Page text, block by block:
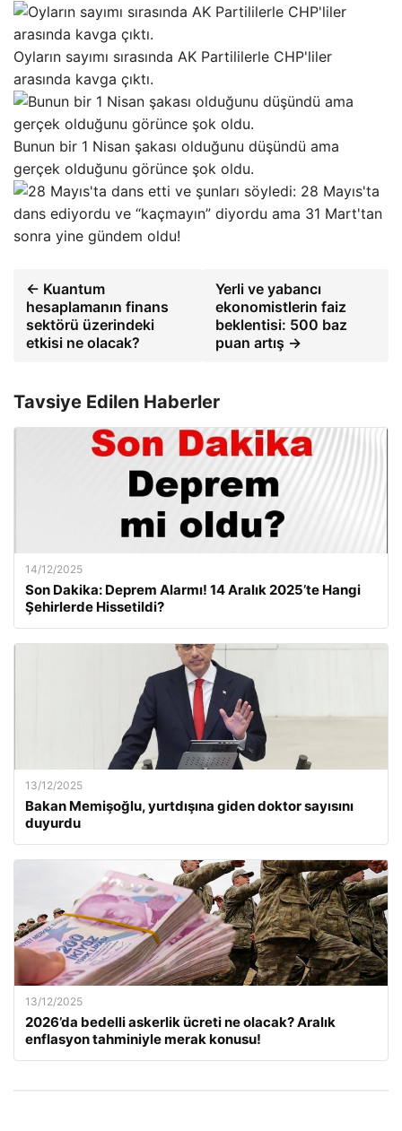
Oyların sayımı sırasında AK Partililerle CHP'liler
arasında kavga çıktı.
Bunun bir 1 Nisan şakası olduğunu düşündü ama
gerçek olduğunu görünce şok oldu.
28 Mayıs'ta
dans ediyordu ve “kaçmayın” diyordu ama 31 Mart'tan
sonra yine gündem oldu!
← Kuantum
hesaplamanın finans
sektörü üzerindeki
etkisi ne olacak?
Yerli ve yabancı
ekonomistlerin faiz
beklentisi: 500 baz
puan artış →
Tavsiye Edilen Haberler
14/12/2025
Son Dakika: Deprem Alarmı! 14 Aralık 2025’te Hangi
Şehirlerde Hissetildi?
13/12/2025
Bakan Memişoğlu, yurtdışına giden doktor sayısını
duyurdu
13/12/2025
2026’da bedelli askerlik ücreti ne olacak? Aralık
enflasyon tahminiyle merak konusu!